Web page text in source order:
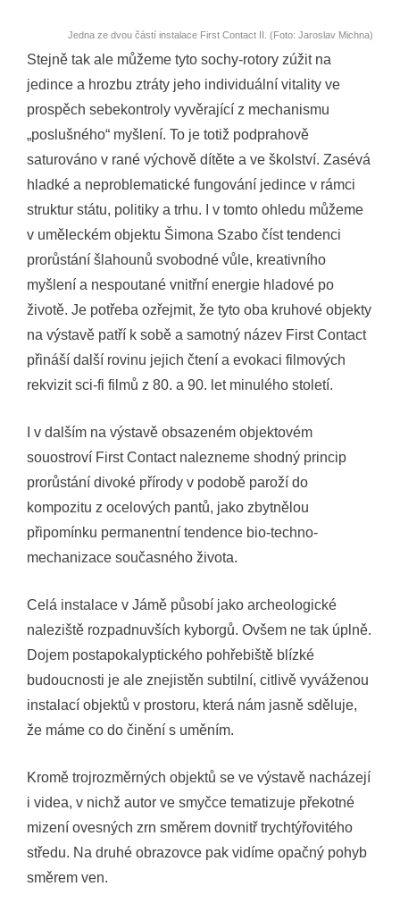
Jedna ze dvou částí instalace First Contact II. (Foto: Jaroslav Michna)
Stejně tak ale můžeme tyto sochy-rotory zúžit na
jedince a hrozbu ztráty jeho individuální vitality ve
prospěch sebekontroly vyvěrající z mechanismu
„poslušného“ myšlení. To je totiž podprahově
saturováno v rané výchově dítěte a ve školství. Zasévá
hladké a neproblematické fungování jedince v rámci
struktur státu, politiky a trhu. I v tomto ohledu můžeme
v uměleckém objektu Šimona Szabo číst tendenci
prorůstání šlahounů svobodné vůle, kreativního
myšlení a nespoutané vnitřní energie hladové po
životě. Je potřeba ozřejmit, že tyto oba kruhové objekty
na výstavě patří k sobě a samotný název First Contact
přináší další rovinu jejich čtení a evokaci filmových
rekvizit sci-fi filmů z 80. a 90. let minulého století.
I v dalším na výstavě obsazeném objektovém
souostroví First Contact nalezneme shodný princip
prorůstání divoké přírody v podobě paroží do
kompozitu z ocelových pantů, jako zbytnělou
připomínku permanentní tendence bio-techno-
mechanizace současného života.
Celá instalace v Jámě působí jako archeologické
naleziště rozpadnuvších kyborgů. Ovšem ne tak úplně.
Dojem postapokalyptického pohřebiště blízké
budoucnosti je ale znejistěn subtilní, citlivě vyváženou
instalací objektů v prostoru, která nám jasně sděluje,
že máme co do činění s uměním.
Kromě trojrozměrných objektů se ve výstavě nacházejí
i videa, v nichž autor ve smyčce tematizuje překotné
mizení ovesných zrn směrem dovnitř trychtýřovitého
středu. Na druhé obrazovce pak vidíme opačný pohyb
směrem ven.